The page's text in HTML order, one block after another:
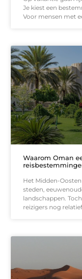
Je kiest een
Voor mensen met
Waarom Oman
Het Midden-
steden,
landschappen.
reizigers nog